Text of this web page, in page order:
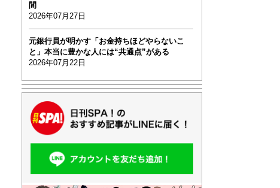
間
2026年07月27日
元銀行員が明かす「お金持ちほどやらないこ
と」本当に豊かな人には“共通点”がある
2026年07月22日